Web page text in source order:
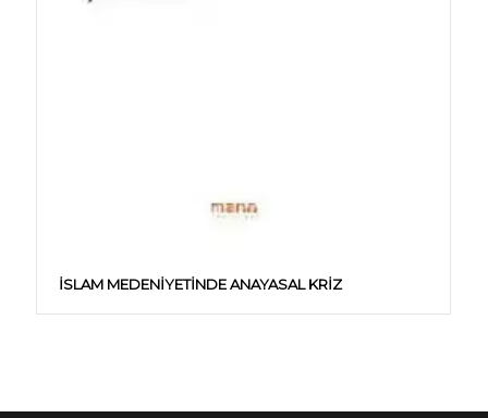
İSLAM MEDENIYETINDE ANAYASAL KRIZ